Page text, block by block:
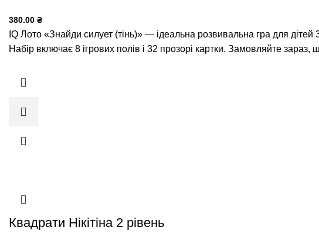
380.00 ₴
IQ Лото «Знайди силует (тінь)» — ідеальна розвивальна гра для дітей
Набір включає 8 ігрових полів і 32 прозорі картки. Замовляйте зараз,
Квадрати Нікітіна 2 рівень